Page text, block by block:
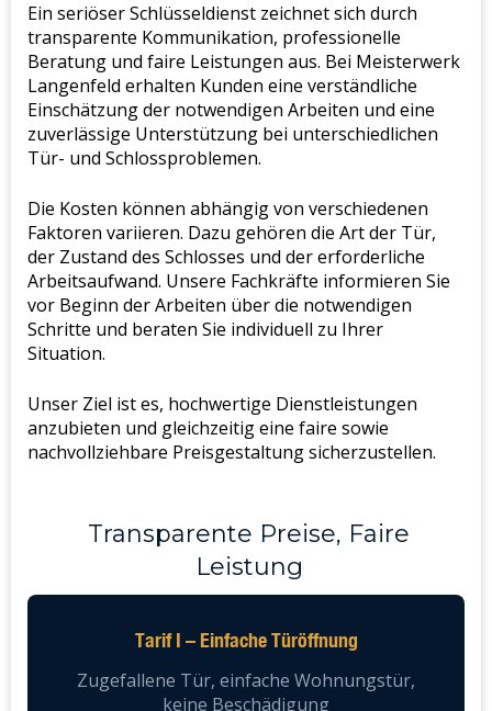
Ein seriöser Schlüsseldienst zeichnet sich durch
transparente Kommunikation, professionelle
Beratung und faire Leistungen aus. Bei Meisterwerk
Langenfeld erhalten Kunden eine verständliche
Einschätzung der notwendigen Arbeiten und eine
zuverlässige Unterstützung bei unterschiedlichen
Tür- und Schlossproblemen.
Die Kosten können abhängig von verschiedenen
Faktoren variieren. Dazu gehören die Art der Tür,
der Zustand des Schlosses und der erforderliche
Arbeitsaufwand. Unsere Fachkräfte informieren Sie
vor Beginn der Arbeiten über die notwendigen
Schritte und beraten Sie individuell zu Ihrer
Situation.
Unser Ziel ist es, hochwertige Dienstleistungen
anzubieten und gleichzeitig eine faire sowie
nachvollziehbare Preisgestaltung sicherzustellen.
Transparente Preise, Faire
Leistung
Tarif I – Einfache Türöffnung
Zugefallene Tür, einfache Wohnungstür,
keine Beschädigung